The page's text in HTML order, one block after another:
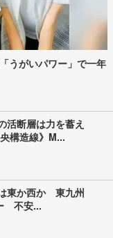
うがいパワー」で一年
活断層は力を蓄え
構造線》M...
東か西か 東九州
不安...